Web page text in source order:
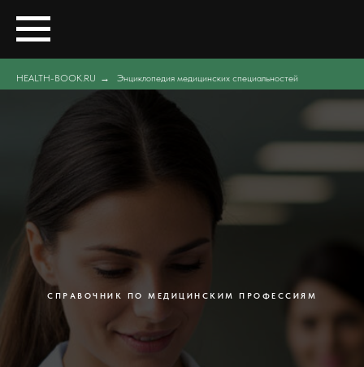
HEALTH-BOOK.RU → Энциклопедия медицинских специальностей
СПРАВОЧНИК ПО МЕДИЦИНСКИМ ПРОФЕССИЯМ